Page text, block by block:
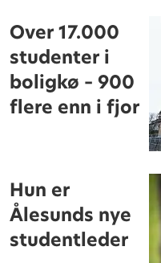
Over 17.000
studenter i
boligkø – 900
flere enn i fjor
Hun er
Ålesunds nye
studentleder